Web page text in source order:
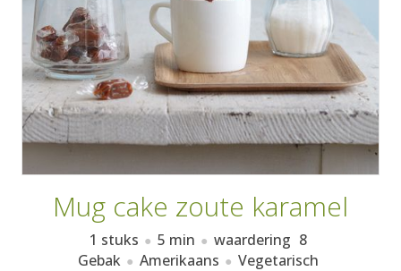
KOOKBOEKEN
Mug cake zoute karamel
1 stuks 5 min waardering 8
Gebak
Amerikaans Vegetarisch